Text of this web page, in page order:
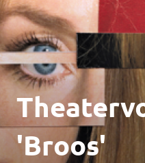
'Broos'